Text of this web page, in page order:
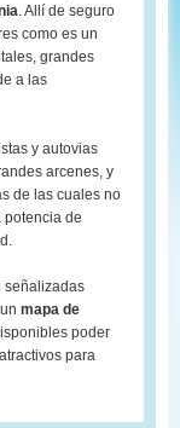
. Allí de seguro
como es un
grandes
a las
y autovias
arcenes, y
de las cuales no
potencia de
señalizadas
mapa de
poder
para